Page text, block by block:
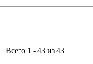
Всего 1 - 43 из 43